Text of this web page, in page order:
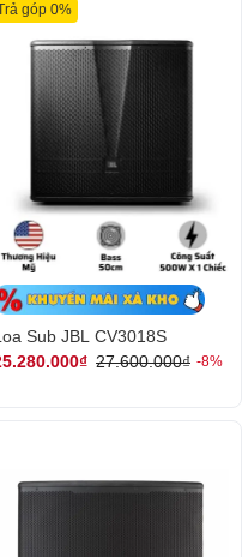
Sub JBL CV3018S
góp 0%
27.600.000₫ -8%